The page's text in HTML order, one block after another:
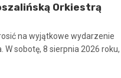
Orkiestrą
na wyjątkowe wydarzenie
sobotę, 8 sierpnia 2026 roku,